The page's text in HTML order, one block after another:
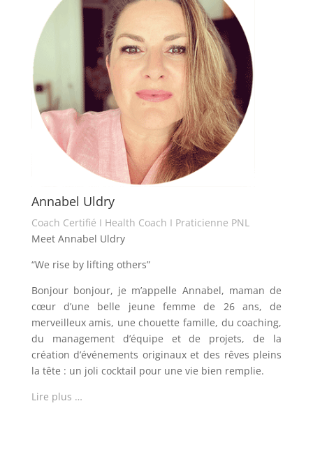
Annabel Uldry
Coach Certifié I Health Coach I Praticienne PNL
Meet Annabel Uldry
“We rise by lifting others”
Bonjour bonjour, je m’appelle Annabel, maman de
cœur d’une belle jeune femme de 26 ans, de
merveilleux amis, une chouette famille, du coaching,
du management d’équipe et de projets, de la
création d’événements originaux et des rêves pleins
la tête : un joli cocktail pour une vie bien remplie.
Lire plus …